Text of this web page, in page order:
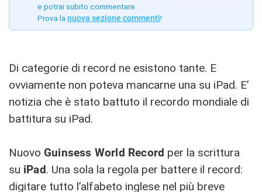
e potrai subito commentare.
Prova la nuova sezione commenti!
Di categorie di record ne esistono tante. E
ovviamente non poteva mancarne una su iPad. E’
notizia che è stato battuto il recordo mondiale di
battitura su iPad.
Nuovo Guinsess World Record per la scrittura
su iPad. Una sola la regola per battere il record:
digitare tutto l’alfabeto inglese nel più breve